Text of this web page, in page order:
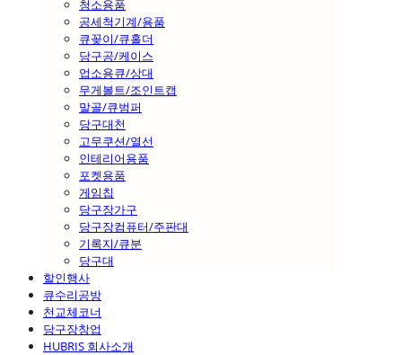
청소용품
공세척기계/용품
큐꽂이/큐홀더
당구공/케이스
업소용큐/상대
무게볼트/조인트캡
말골/큐범퍼
당구대천
고무쿠션/열선
인테리어용품
포켓용품
게임칩
당구장가구
당구장컴퓨터/주판대
기록지/큐분
당구대
할인행사
큐수리공방
천교체코너
당구장창업
HUBRIS 회사소개